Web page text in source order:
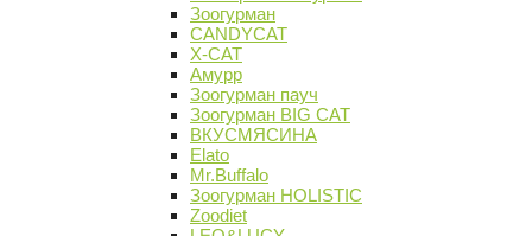
Зоогурман
CANDYCAT
X-CAT
Амурр
Зоогурман пауч
Зоогурман BIG CAT
ВКУСМЯСИНА
Elato
Mr.Buffalo
Зоогурман HOLISTIC
Zoodiet